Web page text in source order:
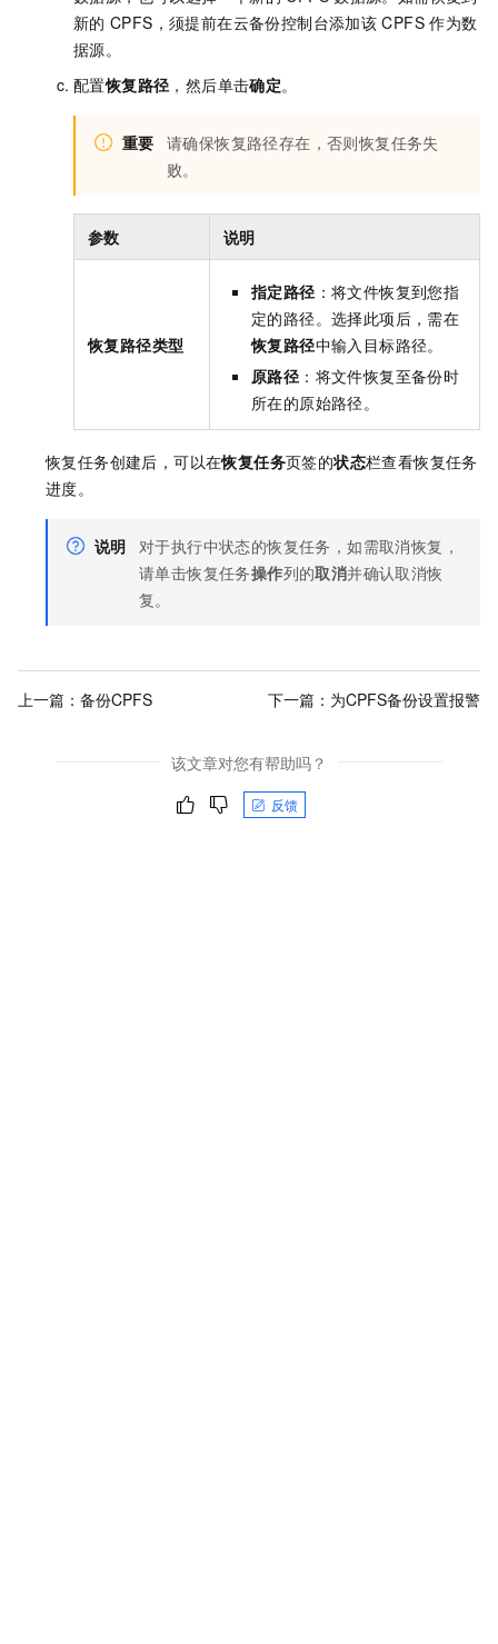
新的 CPFS，须提前在云备份控制台添加该 CPFS 作为数
据源。
配置恢复路径 ，然后单击确定。
重要 请确保恢复路径存在，否则恢复任务失
败。
参数 说明
恢复路径类型
指定路径 ：将文件恢复到您指
定的路径。选择此项后，需在
恢复路径中输入目标路径。
原路径 ：将文件恢复至备份时
所在的原始路径。
恢复任务创建后，可以在恢复任务页签的状态栏查看恢复任务
进度。
说明
对于执行中状态的恢复任务，如需取消恢复，
请单击恢复任务操作列的取消并确认取消恢
复。
上一篇： 备份CPFS 下一篇： 为CPFS备份设置报警
该文章对您有帮助吗？
反馈